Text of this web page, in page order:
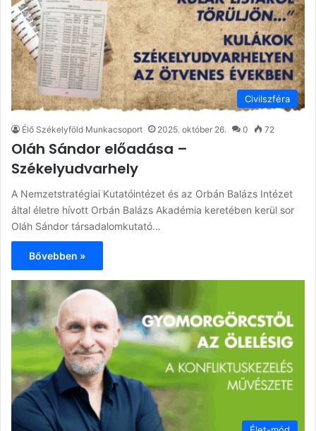
Civilszféra
Élő Székelyföld Munkacsoport 2025. október 26. 0 72
Oláh Sándor előadása –
Székelyudvarhely
A Nemzetstratégiai Kutatóintézet és az Orbán Balázs Intézet
által életre hívott Orbán Balázs Akadémia keretében kerül sor
Oláh Sándor társadalomkutató…
Bővebben »